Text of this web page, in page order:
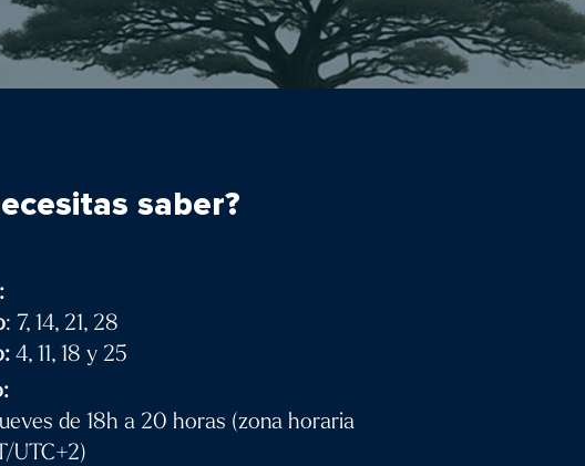
saber?
: 7, 14, 21, 28
4, 11, 18 y 25
de 18h a 20 horas (zona horaria
UTC+2)